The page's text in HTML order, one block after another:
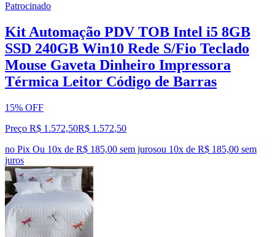
Patrocinado
Kit Automação PDV TOB Intel i5 8GB
SSD 240GB Win10 Rede S/Fio Teclado
Mouse Gaveta Dinheiro Impressora
Térmica Leitor Código de Barras
15% OFF
Preço R$ 1.572,50R$ 1.572,50
no Pix Ou 10x de R$ 185,00 sem jurosou 10x de R$ 185,00 sem
juros